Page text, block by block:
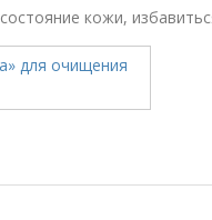
кожи,